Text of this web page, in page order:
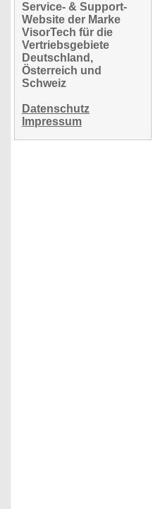
Service- & Support-
Website der Marke
VisorTech für die
Vertriebsgebiete
Deutschland,
Österreich und
Schweiz
Datenschutz
Impressum